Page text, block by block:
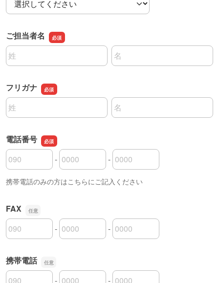
ご担当者名
名前の姓
名前の名
フリガナ
名前の姓
名前の名
電話番号
電話番号の市外局番
-
電話番号の市内局番 -
電話番号の加入者番号
携帯電話のみの方はこちらにご記入ください
FAX
FAXの市外局番
-
FAXの市内局番 -
FAXの加入者番号
携帯電話
- -